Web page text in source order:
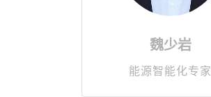
魏少岩
能源智能化专家